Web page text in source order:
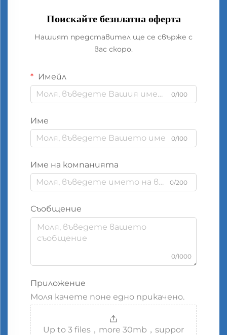
Поискайте безплатна оферта
Нашият представител ще се свърже с
вас скоро.
Имейл
0/100
Име
0/100
Име на компанията
0/200
Съобщение
0/1000
Приложение
Моля качете поне едно прикачено.
Up to 3 files，more 30mb，suppor